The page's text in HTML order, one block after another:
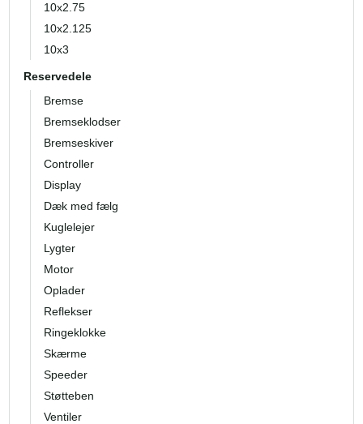
10x2.75
10x2.125
10x3
Reservedele
Bremse
Bremseklodser
Bremseskiver
Controller
Display
Dæk med fælg
Kuglelejer
Lygter
Motor
Oplader
Reflekser
Ringeklokke
Skærme
Speeder
Støtteben
Ventiler